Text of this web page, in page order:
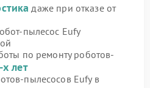
даже при отказе от
пылесос Eufy
по ремонту роботов-
лет
пылесосов Eufy в